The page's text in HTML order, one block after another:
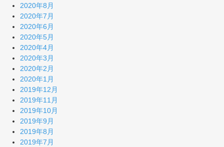
2020年8月
2020年7月
2020年6月
2020年5月
2020年4月
2020年3月
2020年2月
2020年1月
2019年12月
2019年11月
2019年10月
2019年9月
2019年8月
2019年7月